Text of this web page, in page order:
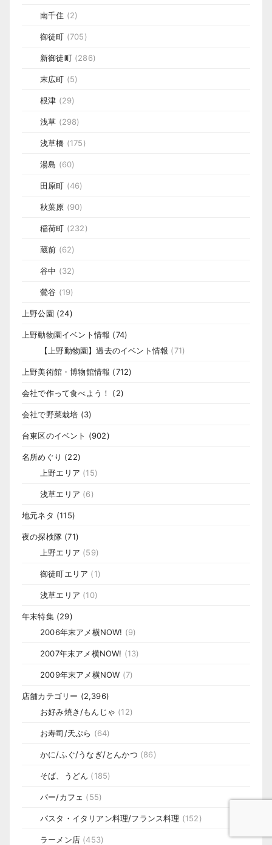
南千住 (2)
御徒町 (705)
新御徒町(286)
末広町 (5)
根津 (29)
浅草 (298)
浅草橋 (175)
湯島 (60)
田原町 (46)
秋葉原 (90)
稲荷町 (232)
蔵前 (62)
谷中 (32)
鶯谷 (19)
上野公園 (24)
上野動物園イベント情報 (74)
【上野動物園】過去のイベント情報 (71)
上野美術館・博物館情報 (712)
会社で作って食べよう！ (2)
会社で野菜栽培 (3)
台東区のイベント (902)
名所めぐり (22)
上野エリア (15)
浅草エリア (6)
地元ネタ (115)
夜の探検隊 (71)
上野エリア (59)
御徒町エリア (1)
浅草エリア (10)
年末特集(29)
2006年末アメ横NOW! (9)
2007年末アメ横NOW! (13)
2009年末アメ横NOW (7)
店舗カテゴリー (2,396)
お好み焼き/もんじゃ (12)
お寿司/天ぷら (64)
かに/ふぐ/うなぎ/とんかつ (86)
そば、うどん (185)
バー/カフェ (55)
パスタ・イタリアン料理/フランス料理 (152)
ラーメン店 (453)